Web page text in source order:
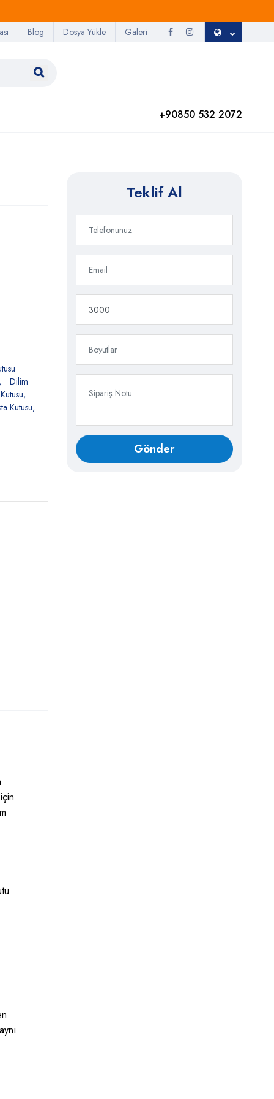
Blog Dosya Yükle Galeri
+90850 532 2072
Dilim
Kutusu
Teklif Al